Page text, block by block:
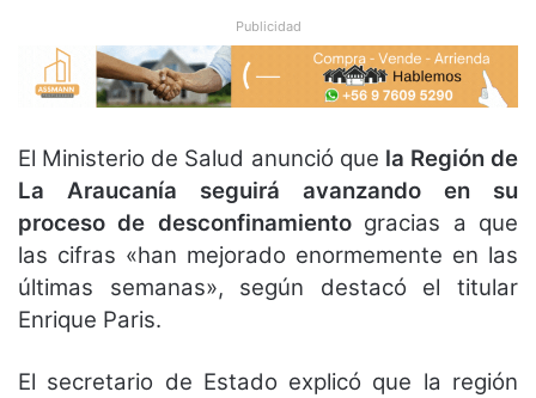
Publicidad
El Ministerio de Salud anunció que la Región de
La Araucanía seguirá avanzando en su
proceso de desconfinamientogracias a que
las cifras «han mejorado enormemente en las
últimas semanas», según destacó el titular
Enrique Paris.
El secretario de Estado explicó que la región